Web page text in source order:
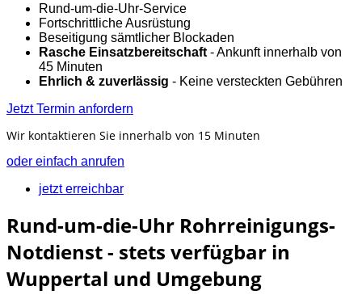
Rund-um-die-Uhr-Service
Fortschrittliche Ausrüstung
Beseitigung sämtlicher Blockaden
Rasche Einsatzbereitschaft - Ankunft innerhalb von
45 Minuten
Ehrlich & zuverlässig - Keine versteckten Gebühren
Jetzt Termin anfordern
Wir kontaktieren Sie innerhalb von 15 Minuten
oder einfach anrufen
jetzt erreichbar
Rund-um-die-Uhr Rohrreinigungs-
Notdienst - stets verfügbar in
Wuppertal und Umgebung